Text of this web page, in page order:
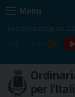
Skip
to
content
Menu
domenica 09 agosto
RSS
per